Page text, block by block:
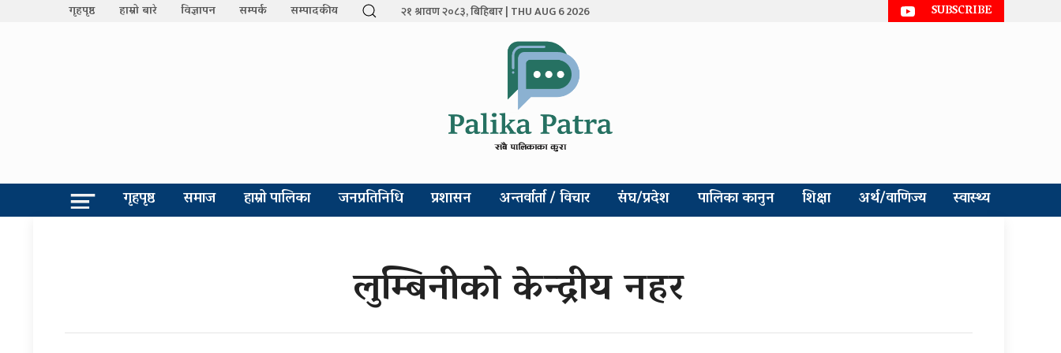
गृहपृष्ठ हाम्रो बारे विज्ञापन सम्पर्क सम्पादकीय २१ श्रावण २०८३, बिहिबार | THU AUG 6 2026 SUBSCRIBE
गृहपृष्ठ समाज हाम्रो पालिका जनप्रतिनिधि प्रशासन अन्तर्वार्ता / विचार संघ/प्रदेश पालिका कानुन शिक्षा अर्थ/वाणिज्य स्वास्थ्य
लुम्बिनीको केन्द्रीय नहर